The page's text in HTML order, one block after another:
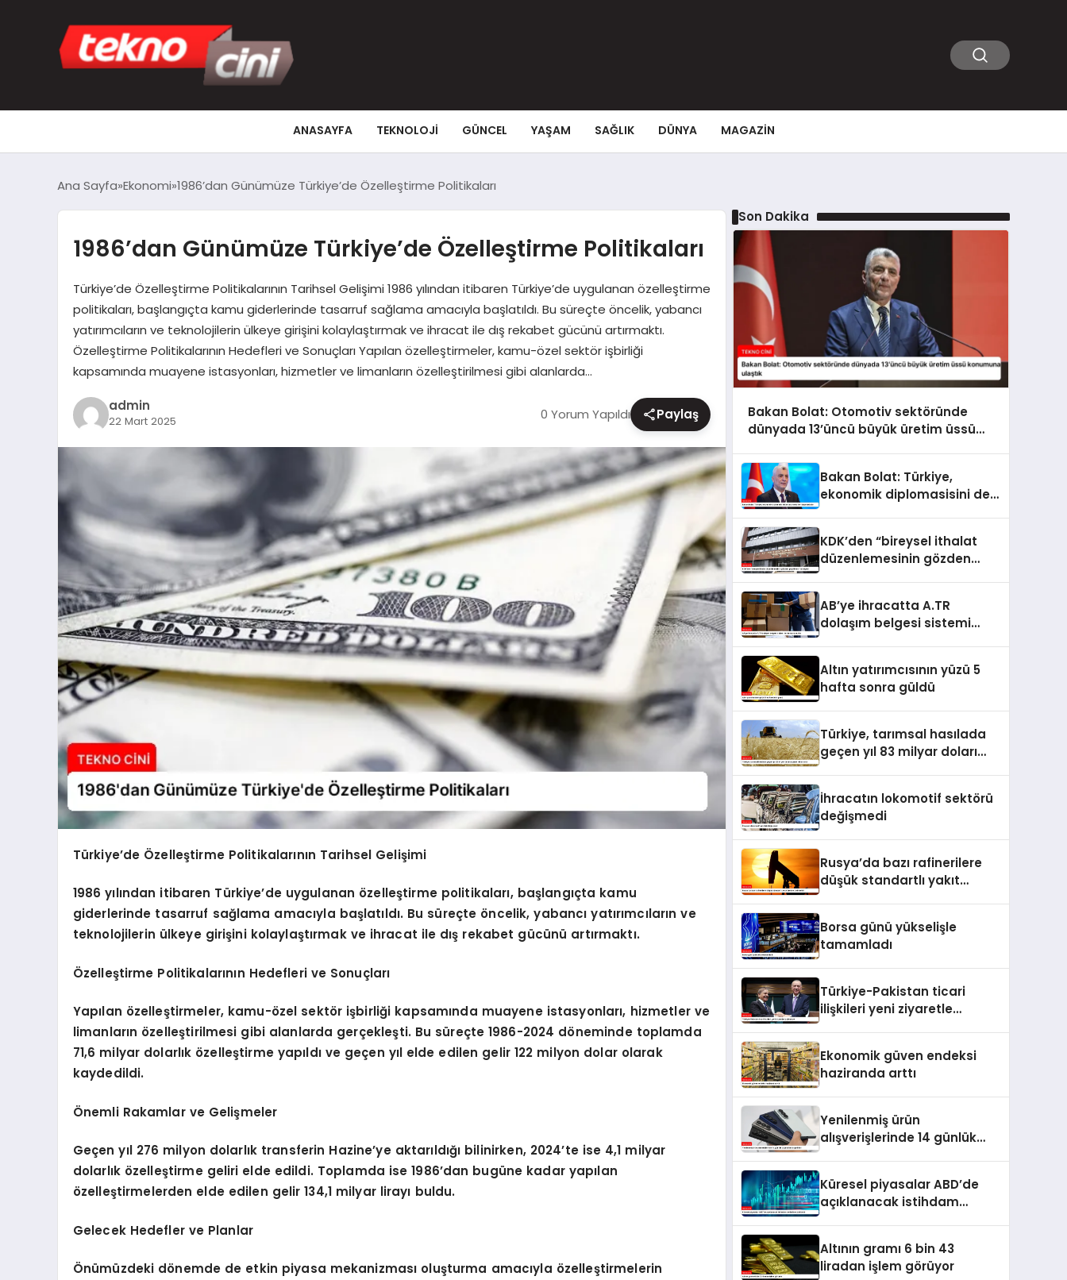
ANASAYFA TEKNOLOJI GÜNCEL YAŞAM SAĞLIK DÜNYA MAGAZIN
Ana Sayfa Ekonomi 1986’dan Günümüze Türkiye’de Özelleştirme Politikaları
1986’dan Günümüze Türkiye’de Özelleştirme Politikaları
Türkiye’de Özelleştirme Politikalarının Tarihsel Gelişimi 1986 yılından itibaren Türkiye’de uygulanan özelleştirme
politikaları, başlangıçta kamu giderlerinde tasarruf sağlama amacıyla başlatıldı. Bu süreçte öncelik, yabancı
yatırımcıların ve teknolojilerin ülkeye girişini kolaylaştırmak ve ihracat ile dış rekabet gücünü artırmaktı.
Özelleştirme Politikalarının Hedefleri ve Sonuçları Yapılan özelleştirmeler, kamu-özel sektör işbirliği
kapsamında muayene istasyonları, hizmetler ve limanların özelleştirilmesi gibi alanlarda…
admin
22 Mart 2025 0 Yorum Yapıldı Paylaş
Türkiye’de Özelleştirme Politikalarının Tarihsel Gelişimi
1986 yılından itibaren Türkiye’de uygulanan özelleştirme politikaları, başlangıçta kamu
giderlerinde tasarruf sağlama amacıyla başlatıldı. Bu süreçte öncelik, yabancı yatırımcıların ve
teknolojilerin ülkeye girişini kolaylaştırmak ve ihracat ile dış rekabet gücünü artırmaktı.
Özelleştirme Politikalarının Hedefleri ve Sonuçları
Yapılan özelleştirmeler, kamu-özel sektör işbirliği kapsamında muayene istasyonları, hizmetler ve
limanların özelleştirilmesi gibi alanlarda gerçekleşti. Bu süreçte 1986-2024 döneminde toplamda
71,6 milyar dolarlık özelleştirme yapıldı ve geçen yıl elde edilen gelir 122 milyon dolar olarak
kaydedildi.
Önemli Rakamlar ve Gelişmeler
Geçen yıl 276 milyon dolarlık transferin Hazine’ye aktarıldığı bilinirken, 2024’te ise 4,1 milyar
dolarlık özelleştirme geliri elde edildi. Toplamda ise 1986’dan bugüne kadar yapılan
özelleştirmelerden elde edilen gelir 134,1 milyar lirayı buldu.
Gelecek Hedefler ve Planlar
Önümüzdeki dönemde de etkin piyasa mekanizması oluşturma amacıyla özelleştirmelerin
Son Dakika
Bakan Bolat: Otomotiv sektöründe
dünyada 13’üncü büyük üretim üssü
Bakan Bolat: Türkiye,
ekonomik diplomasisini de
KDK’den “bireysel ithalat
düzenlemesinin gözden
AB’ye ihracatta A.TR
dolaşım belgesi sistemi
Altın yatırımcısının yüzü 5
hafta sonra güldü
Türkiye, tarımsal hasılada
geçen yıl 83 milyar doları
İhracatın lokomotif sektörü
değişmedi
Rusya’da bazı rafinerilere
düşük standartlı yakıt
Borsa günü yükselişle
tamamladı
Türkiye-Pakistan ticari
ilişkileri yeni ziyaretle
Ekonomik güven endeksi
haziranda arttı
Yenilenmiş ürün
alışverişlerinde 14 günlük
Küresel piyasalar ABD’de
açıklanacak istihdam
Altının gramı 6 bin 43
liradan işlem görüyor